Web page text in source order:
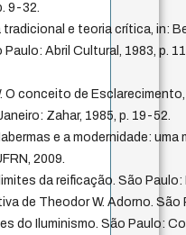
9-32.
tradicional e teoria crítica, in:
Paulo: Abril Cultural, 1983, p.
O conceito de
Zahar, 1985, p. 19-52.
e a modernidade:
2009.
da reificação. São Paulo:
de Theodor W. Adorno.
do Iluminismo. São Paulo: